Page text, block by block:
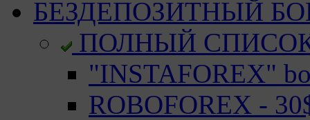
БЕЗДЕПОЗИТНЫЙ
ПОЛНЫЙ
"INSTAFOREX"
ROBOFOREX -